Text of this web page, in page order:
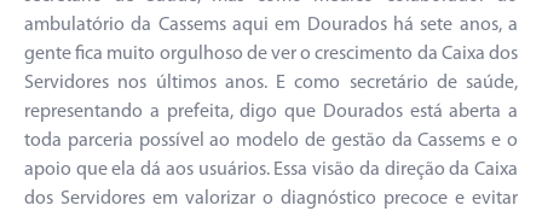
ambulatório da Cassems aqui em Dourados há sete anos, a
gente fica muito orgulhoso de ver o crescimento da Caixa dos
Servidores nos últimos anos. E como secretário de saúde,
representando a prefeita, digo que Dourados está aberta a
toda parceria possível ao modelo de gestão da Cassems e o
apoio que ela dá aos usuários. Essa visão da direção da Caixa
dos Servidores em valorizar o diagnóstico precoce e evitar